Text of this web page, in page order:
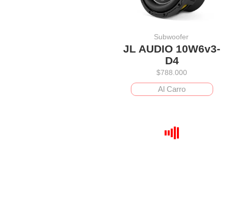
Subwoofer
JL AUDIO 10W6v3-
D4
$788.000
Al Carro